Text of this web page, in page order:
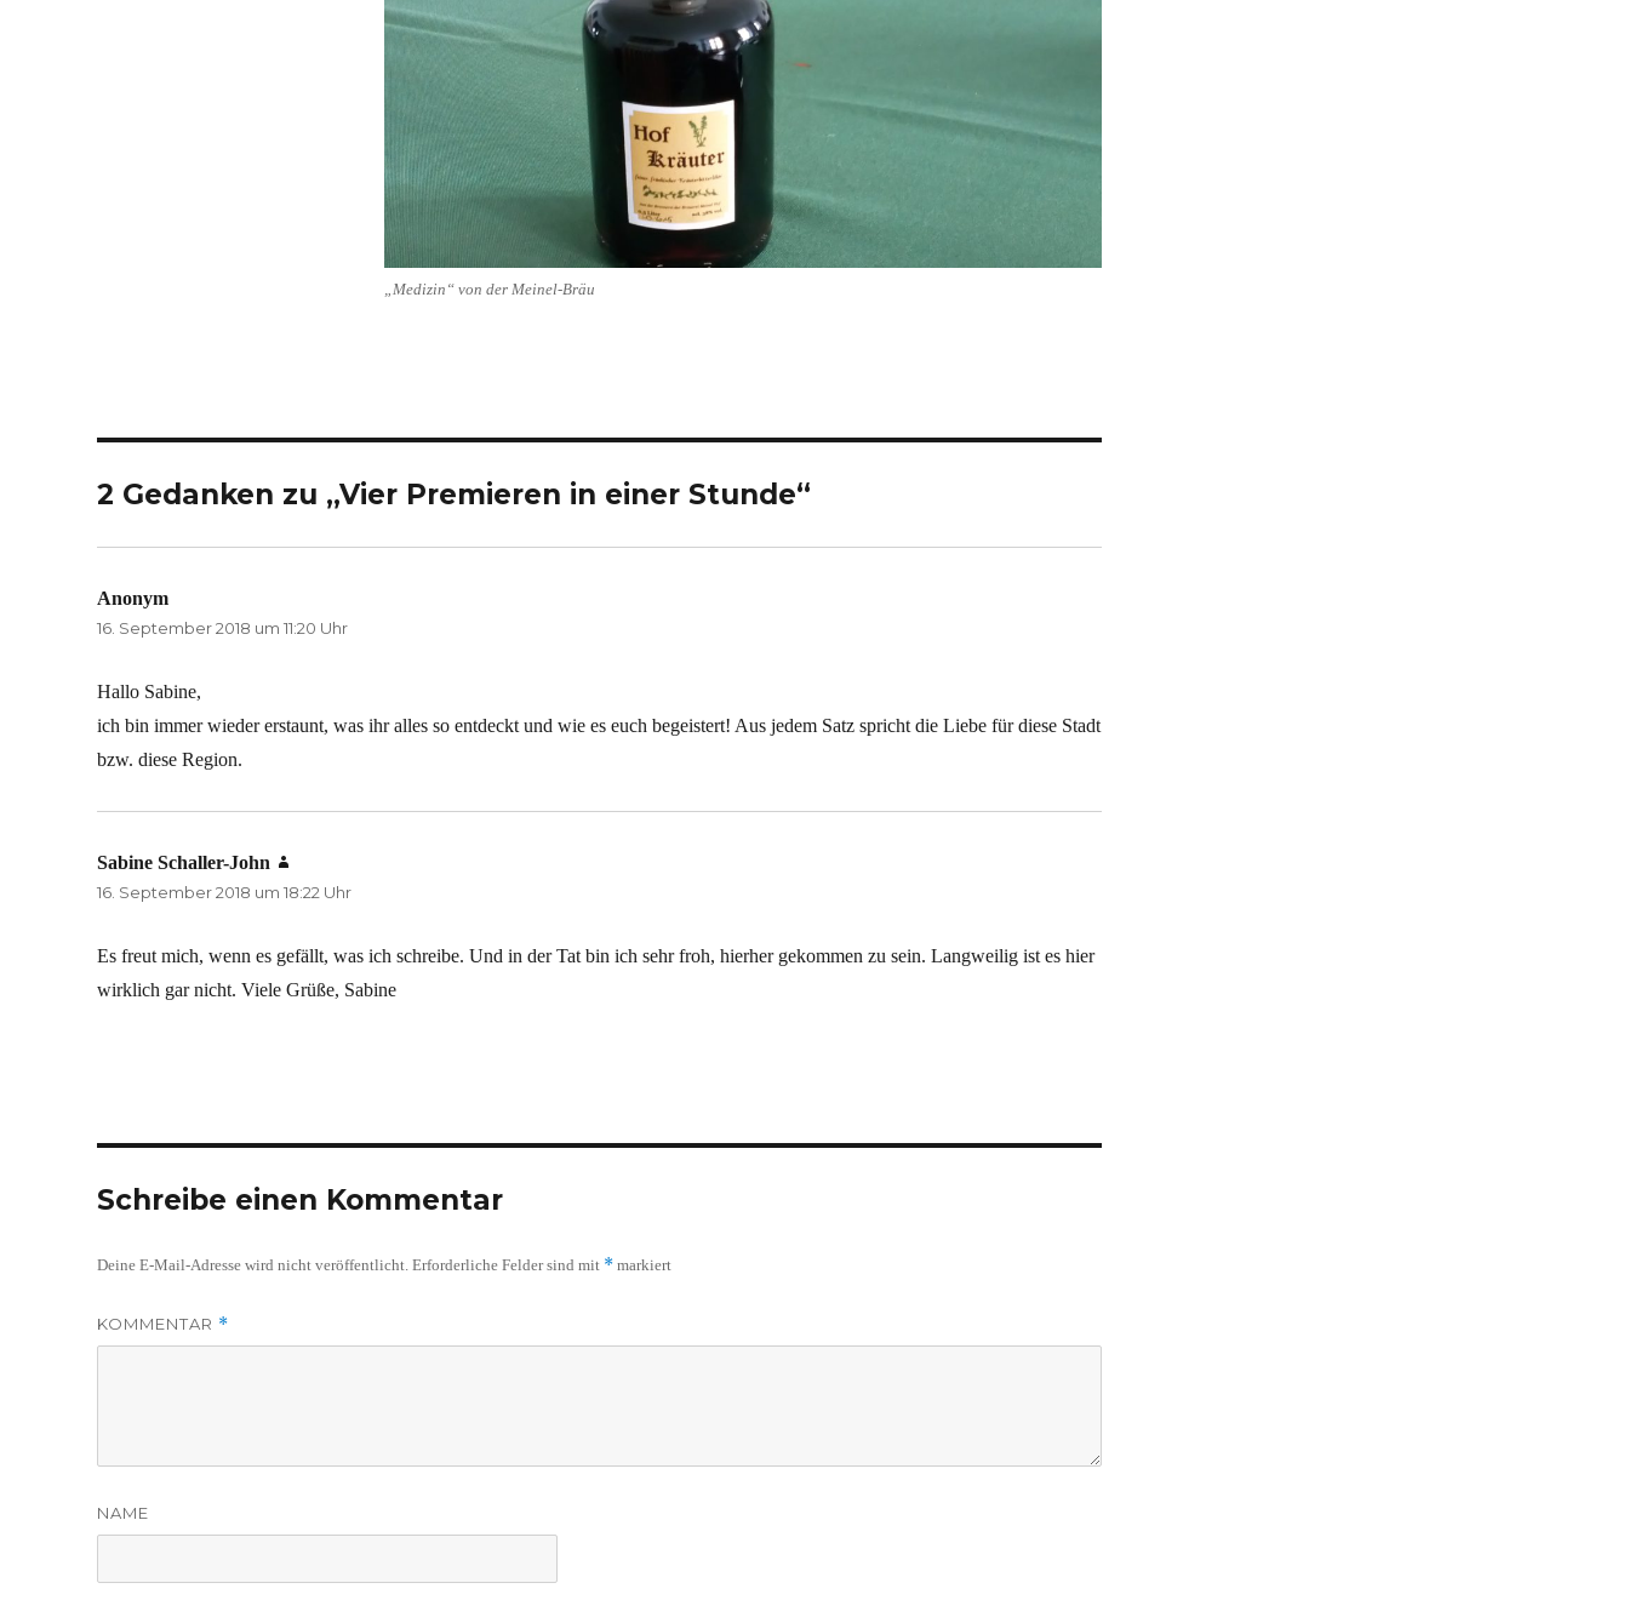
„Medizin“ von der Meinel-Bräu
2 Gedanken zu „Vier Premieren in einer Stunde“
Anonym
16. September 2018 um 11:20 Uhr
Hallo Sabine,
ich bin immer wieder erstaunt, was ihr alles so entdeckt und wie es euch begeistert! Aus jedem Satz spricht die Liebe für diese Stadt
bzw. diese Region.
Sabine Schaller-John
16. September 2018 um 18:22 Uhr
Es freut mich, wenn es gefällt, was ich schreibe. Und in der Tat bin ich sehr froh, hierher gekommen zu sein. Langweilig ist es hier
wirklich gar nicht. Viele Grüße, Sabine
Schreibe einen Kommentar
Deine E-Mail-Adresse wird nicht veröffentlicht. Erforderliche Felder sind mit * markiert
KOMMENTAR *
NAME